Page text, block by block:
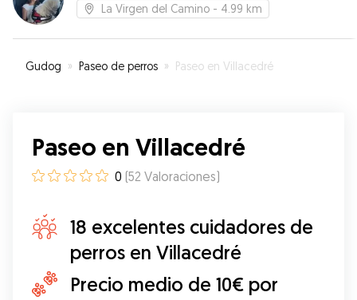
y su perrito desde el minuto uno y se iba muy
disfrutado como si estuviera a través de unos
vídeos supergeniales!!!. Repetiremos, sin duda.
La Virgen del Camino - 4.99 km
Gudog » Paseo de perros » Paseo en Villacedré
Paseo en Villacedré
0 (52 Valoraciones)
18 excelentes cuidadores de
perros en Villacedré
Precio medio de 10€ por